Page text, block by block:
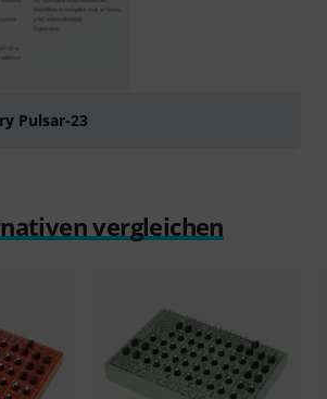
Pulsar-23
vergleichen